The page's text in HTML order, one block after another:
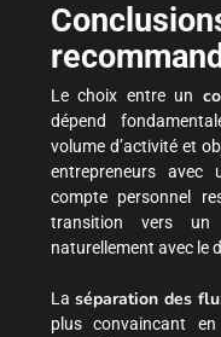
Le choix entre un
dépend
volume d’activité et
entrepreneurs avec
compte personnel
transition vers un
naturellement avec le
La séparation des
plus convaincant